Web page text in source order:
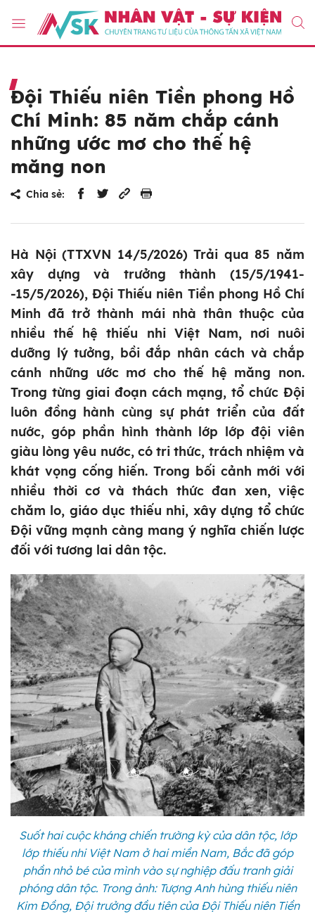
Đội Thiếu niên Tiền phong Hồ
Chí Minh: 85 năm chắp cánh
những ước mơ cho thế hệ
măng non
Chia sẻ:
Hà Nội (TTXVN 14/5/2026) Trải qua 85 năm
xây dựng và trưởng thành (15/5/1941-
-15/5/2026), Đội Thiếu niên Tiền phong Hồ Chí
Minh đã trở thành mái nhà thân thuộc của
nhiều thế hệ thiếu nhi Việt Nam, nơi nuôi
dưỡng lý tưởng, bồi đắp nhân cách và chắp
cánh những ước mơ cho thế hệ măng non.
Trong từng giai đoạn cách mạng, tổ chức Đội
luôn đồng hành cùng sự phát triển của đất
nước, góp phần hình thành lớp lớp đội viên
giàu lòng yêu nước, có tri thức, trách nhiệm và
khát vọng cống hiến. Trong bối cảnh mới với
nhiều thời cơ và thách thức đan xen, việc
chăm lo, giáo dục thiếu nhi, xây dựng tổ chức
Đội vững mạnh càng mang ý nghĩa chiến lược
đối với tương lai dân tộc.
Suốt hai cuộc kháng chiến trường kỳ của dân tộc, lớp
lớp thiếu nhi Việt Nam ở hai miền Nam, Bắc đã góp
phần nhỏ bé của mình vào sự nghiệp đấu tranh giải
phóng dân tộc. Trong ảnh: Tượng Anh hùng thiếu niên
Kim Đồng, Đội trưởng đầu tiên của Đội Thiếu niên Tiền